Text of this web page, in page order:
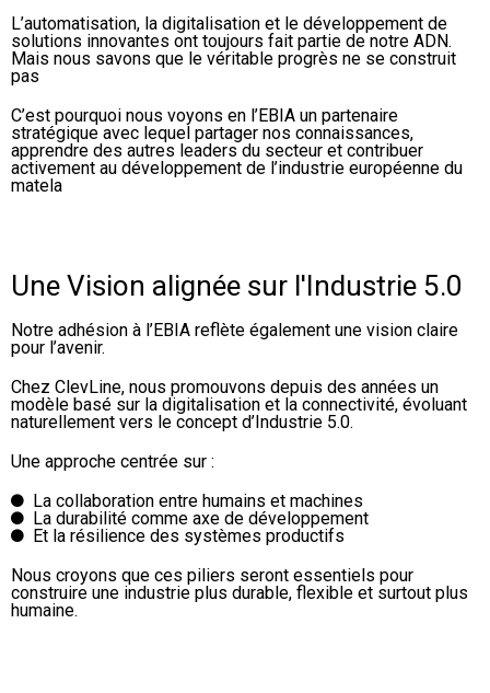
AUTOMATIQUE
DES PANNEAUX.
SOFTWARE
CLEVDYNAMIC
SOFTWARE FOR
THE
MANAGEMENT
OF MATTRESS
SERVICES
CLEVNEWS
CONTACT
FR
ES
EN
RU
L’automatisation, la digitalisation et le développement de
solutions innovantes ont toujours fait partie de notre ADN.
Mais nous savons que le véritable progrès ne se construit
pas
C’est pourquoi nous voyons en l’EBIA un partenaire
stratégique avec lequel partager nos connaissances,
apprendre des autres leaders du secteur et contribuer
activement au développement de l’industrie européenne du
matela
Une Vision alignée sur l'Industrie 5.0
Notre adhésion à l’EBIA reflète également une vision claire
pour l’avenir.
Chez ClevLine, nous promouvons depuis des années un
modèle basé sur la digitalisation et la connectivité, évoluant
naturellement vers le concept d’Industrie 5.0.
Une approche centrée sur :
La collaboration entre humains et machines
La durabilité comme axe de développement
Et la résilience des systèmes productifs
Nous croyons que ces piliers seront essentiels pour
construire une industrie plus durable, flexible et surtout plus
humaine.